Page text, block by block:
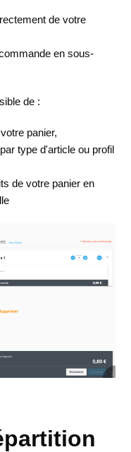
de votre
en sous-
de :
panier,
type d'article ou profil
de votre panier en